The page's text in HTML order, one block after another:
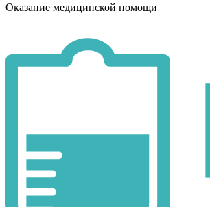
Оказание медицинской помощи